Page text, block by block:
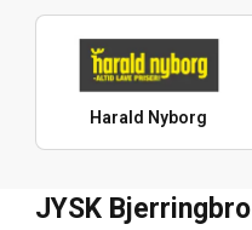
Harald Nyborg
JYSK Bjerringbro